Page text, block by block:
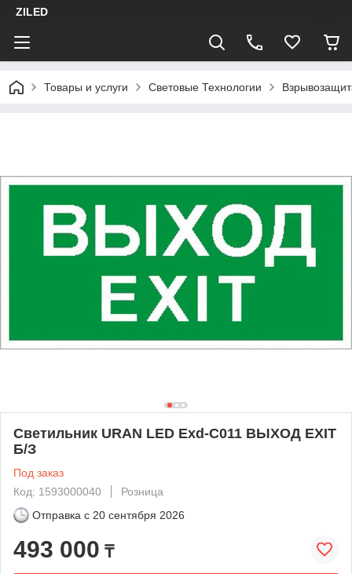
ZILED
Товары и услуги Световые Технологии
Светильник URAN LED Exd-С011 ВЫХОД EXIT
Б/З
Под заказ
Код: 1593000040
Розница
Отправка с 20 сентября 2026
493 000 ₸